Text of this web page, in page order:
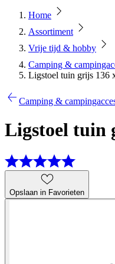
Home
Assortiment
Vrije tijd & hobby
Camping &
Ligstoel tuin grijs 136
Camping &
Ligstoel tuin
Opslaan in Favorieten